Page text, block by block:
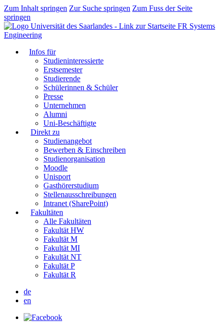
Zum Inhalt springen Zur Suche springen Zum Fuss der Seite
springen
FR Systems
Engineering
Infos für
Studieninteressierte
Erstsemester
Studierende
Schülerinnen & Schüler
Presse
Unternehmen
Alumni
Uni-Beschäftigte
Direkt zu
Studienangebot
Bewerben & Einschreiben
Studienorganisation
Moodle
Unisport
Gasthörerstudium
Stellenausschreibungen
Intranet (SharePoint)
Fakultäten
Alle Fakultäten
Fakultät HW
Fakultät M
Fakultät MI
Fakultät NT
Fakultät P
Fakultät R
de
en